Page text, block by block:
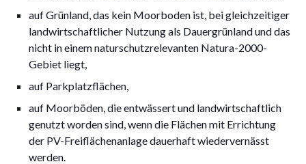
auf Grünland, das kein Moorboden ist, bei gleichzeitiger
landwirtschaftlicher Nutzung als Dauergrünland und das
nicht in einem naturschutzrelevanten Natura-2000-
Gebiet liegt,
auf Parkplatzflächen,
auf Moorböden, die entwässert und landwirtschaftlich
genutzt worden sind, wenn die Flächen mit Errichtung
der PV-Freiflächenanlage dauerhaft wiedervernässt
werden.